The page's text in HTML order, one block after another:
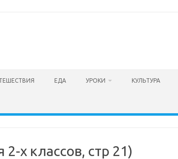
ЕДА УРОКИ КУЛЬТУРА
х классов, стр 21)